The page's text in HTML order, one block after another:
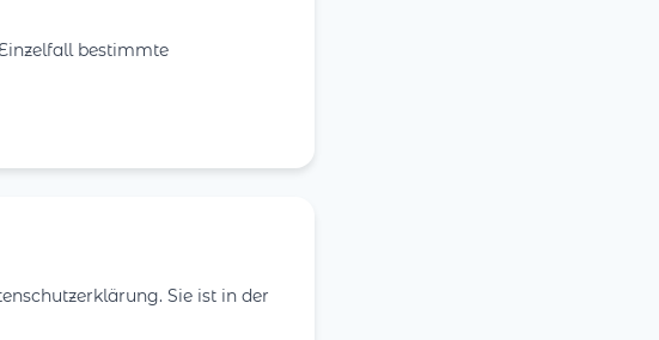
bestimmte
Sie ist in der